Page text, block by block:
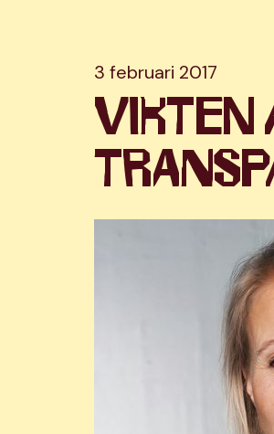
3 februari 2017
VIKTEN